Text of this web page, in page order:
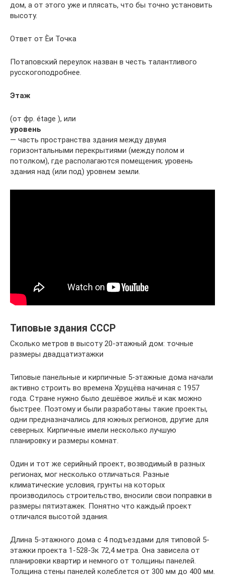
дом, а от этого уже и плясать, что бы точно установить
высоту.
Ответ от Ѐи Точка
Потаповский переулок назван в честь талантливого
русскогоподробнее.
Этаж
(от фр. étage ), или
уровень
— часть пространства здания между двумя
горизонтальными перекрытиями (между полом и
потолком), где располагаются помещения; уровень
здания над (или под) уровнем земли.
Типовые здания СССР
Сколько метров в высоту 20-этажный дом: точные
размеры двадцатиэтажки
Типовые панельные и кирпичные 5-этажные дома начали
активно строить во времена Хрущёва начиная с 1957
года. Стране нужно было дешёвое жильё и как можно
быстрее. Поэтому и были разработаны такие проекты,
одни предназначались для южных регионов, другие для
северных. Кирпичные имели несколько лучшую
планировку и размеры комнат.
Один и тот же серийный проект, возводимый в разных
регионах, мог несколько отличаться. Разные
климатические условия, грунты на которых
производилось строительство, вносили свои поправки в
размеры пятиэтажек. Понятно что каждый проект
отличался высотой здания.
Длина 5-этажного дома с 4 подъездами для типовой 5-
этажки проекта 1-528-3к 72,4 метра. Она зависела от
планировки квартир и немного от толщины панелей.
Толщина стены панелей колеблется от 300 мм до 400 мм.